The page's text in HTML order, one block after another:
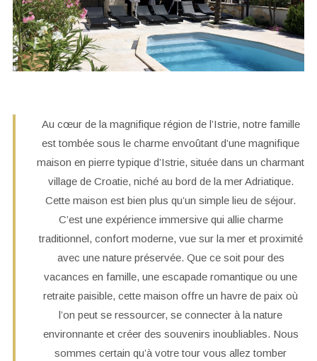
Au cœur de la magnifique région de l’Istrie, notre famille
est tombée sous le charme envoûtant d’une magnifique
maison en pierre typique d’Istrie, située dans un charmant
village de Croatie, niché au bord de la mer Adriatique.
Cette maison est bien plus qu’un simple lieu de séjour.
C’est une expérience immersive qui allie charme
traditionnel, confort moderne, vue sur la mer et proximité
avec une nature préservée. Que ce soit pour des
vacances en famille, une escapade romantique ou une
retraite paisible, cette maison offre un havre de paix où
l’on peut se ressourcer, se connecter à la nature
environnante et créer des souvenirs inoubliables. Nous
sommes certain qu’à votre tour vous allez tomber